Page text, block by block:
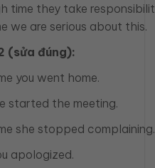
time they take
we are serious about this.
(sửa đúng):
you went home.
started the meeting.
she stopped complaining.
apologized.